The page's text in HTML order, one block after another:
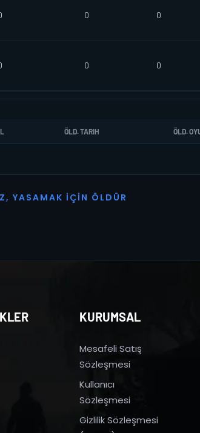
0 0
0 0
ÖLD. TARIH ÖLD.
Z, YASAMAK İ ÇI N Ö L D Ü R
KURUMSAL
Mesafeli Satış
Sözleşmesi
Kullanıcı
Sözleşmesi
Gizlilik Sözleşmesi